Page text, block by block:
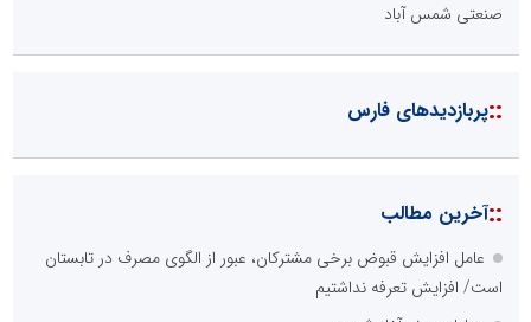
صنعتی شمس آباد
::پربازدیدهای فارس
::آخرین مطالب
عامل افزایش قبوض برخی مشترکان، عبور از الگوی مصرف در تابستان
است/ افزایش تعرفه نداشتیم